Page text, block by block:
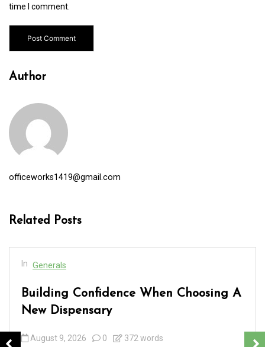
time I comment.
Author
officeworks1419@gmail.com
Related Posts
In Generals
Building Confidence When Choosing A
New Dispensary
August 9, 2026 0 372 words